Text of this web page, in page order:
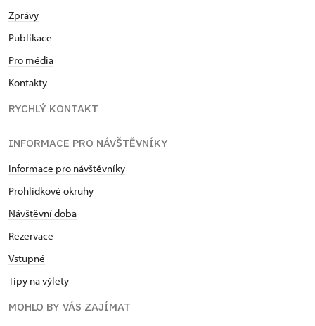
Zprávy
Publikace
Pro média
Kontakty
RYCHLÝ KONTAKT
INFORMACE PRO NÁVŠTĚVNÍKY
Informace pro návštěvníky
Prohlídkové okruhy
Návštěvní doba
Rezervace
Vstupné
Tipy na výlety
MOHLO BY VÁS ZAJÍMAT